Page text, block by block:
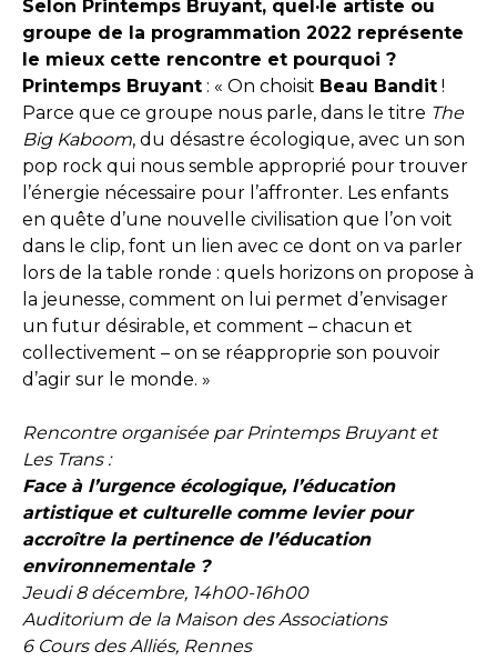
Selon Printemps Bruyant, quel·le artiste ou
groupe de la programmation 2022 représente
le mieux cette rencontre et pourquoi ?
Printemps Bruyant : « On choisit Beau Bandit !
Parce que ce groupe nous parle, dans le titre The
Big Kaboom, du désastre écologique, avec un son
pop rock qui nous semble approprié pour trouver
l’énergie nécessaire pour l’affronter. Les enfants
en quête d’une nouvelle civilisation que l’on voit
dans le clip, font un lien avec ce dont on va parler
lors de la table ronde : quels horizons on propose à
la jeunesse, comment on lui permet d’envisager
un futur désirable, et comment – chacun et
collectivement – on se réapproprie son pouvoir
d’agir sur le monde. »
Rencontre organisée par Printemps Bruyant et
Les Trans :
Face à l’urgence écologique, l’éducation
artistique et culturelle comme levier pour
accroître la pertinence de l’éducation
environnementale ?
Jeudi 8 décembre, 14h00-16h00
Auditorium de la Maison des Associations
6 Cours des Alliés, Rennes